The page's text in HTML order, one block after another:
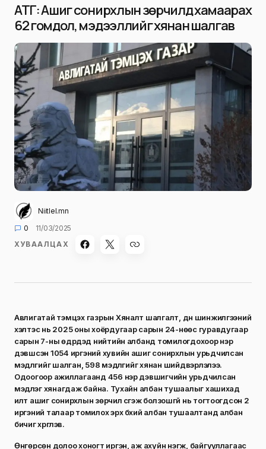
АТГ: Ашиг сонирхлын зөрчилд хамаарах
62 гомдол, мэдээллийг хянан шалгав
Niitlel.mn
0
11/03/2025
ХУВААЛЦАХ
Авлигатай тэмцэх газрын Хяналт шалгалт, дүн шинжилгээний
хэлтэс нь 2025 оны хоёрдугаар сарын 24-нөөс гуравдугаар
сарын 7-ны өдрүүдэд нийтийн албанд томилогдохоор нэр
дэвшсэн 1054 иргэний хувийн ашиг сонирхлын урьдчилсан
мэдүүлгийг шалган, 598 мэдүүлгийг хянан шийдвэрлэлээ.
Одоогоор ажиллагаанд 456 нэр дэвшигчийн урьдчилсан
мэдүүлэг хянагдаж байна. Тухайн албан тушаалыг хашихад
илт ашиг сонирхлын зөрчил үүсгэж болзошгүй нь тогтоогдсон 2
иргэний талаар томилох эрх бүхий албан тушаалтанд албан
бичиг хүргүүлэв.
Өнгөрсөн долоо хоногт иргэн, аж ахуйн нэгж, байгууллагаас